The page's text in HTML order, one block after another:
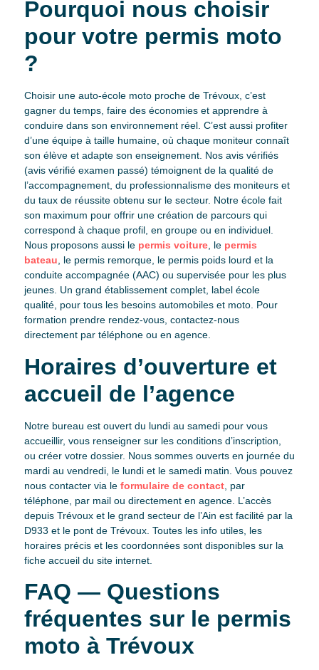
Pourquoi nous choisir
pour votre permis moto
?
Choisir une auto-école moto proche de Trévoux, c’est
gagner du temps, faire des économies et apprendre à
conduire dans son environnement réel. C’est aussi profiter
d’une équipe à taille humaine, où chaque moniteur connaît
son élève et adapte son enseignement. Nos avis vérifiés
(avis vérifié examen passé) témoignent de la qualité de
l’accompagnement, du professionnalisme des moniteurs et
du taux de réussite obtenu sur le secteur. Notre école fait
son maximum pour offrir une création de parcours qui
correspond à chaque profil, en groupe ou en individuel.
Nous proposons aussi le permis voiture, le permis
bateau, le permis remorque, le permis poids lourd et la
conduite accompagnée (AAC) ou supervisée pour les plus
jeunes. Un grand établissement complet, label école
qualité, pour tous les besoins automobiles et moto. Pour
formation prendre rendez-vous, contactez-nous
directement par téléphone ou en agence.
Horaires d’ouverture et
accueil de l’agence
Notre bureau est ouvert du lundi au samedi pour vous
accueillir, vous renseigner sur les conditions d’inscription,
ou créer votre dossier. Nous sommes ouverts en journée du
mardi au vendredi, le lundi et le samedi matin. Vous pouvez
nous contacter via le formulaire de contact, par
téléphone, par mail ou directement en agence. L’accès
depuis Trévoux et le grand secteur de l’Ain est facilité par la
D933 et le pont de Trévoux. Toutes les info utiles, les
horaires précis et les coordonnées sont disponibles sur la
fiche accueil du site internet.
FAQ — Questions
fréquentes sur le permis
moto à Trévoux